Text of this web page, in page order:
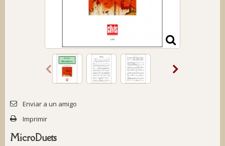
Enviar a un amigo
Imprimir
MicroDuets